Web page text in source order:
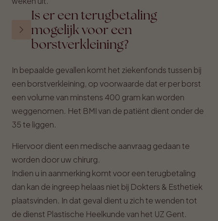
Is er een terugbetaling
mogelijk voor een
borstverkleining?
In bepaalde gevallen komt het ziekenfonds tussen bij
een borstverkleining, op voorwaarde dat er per borst
een volume van minstens 400 gram kan worden
weggenomen. Het BMI van de patiënt dient onder de
35 te liggen.
Hiervoor dient een medische aanvraag gedaan te
worden door uw chirurg.
Indien u in aanmerking komt voor een terugbetaling
dan kan de ingreep helaas niet bij Dokters & Esthetiek
plaatsvinden. In dat geval dient u zich te wenden tot
de dienst Plastische Heelkunde van het UZ Gent.